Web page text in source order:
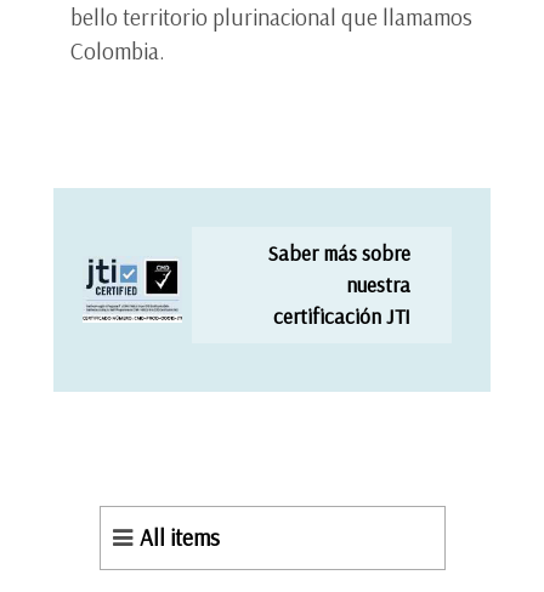
bello territorio plurinacional que llamamos
Colombia.
Saber más sobre
nuestra
certificación JTI
All items